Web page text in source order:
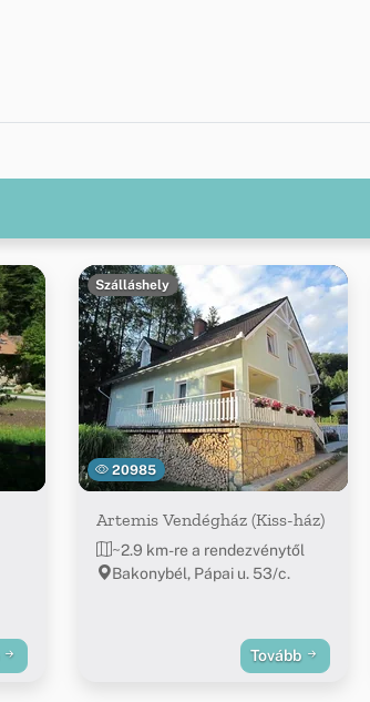
20985
Szálláshely
Artemis Vendégház (Kiss-ház)
~2.9 km-re a rendezvénytől
Bakonybél, Pápai u. 53/c.
Tovább